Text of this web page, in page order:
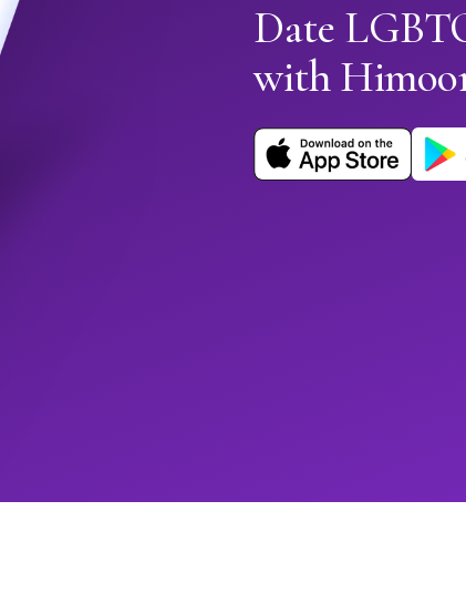
Date
with